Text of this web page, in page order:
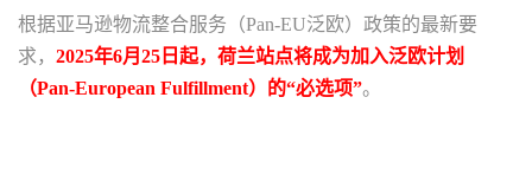
根据亚马逊物流整合服务（Pan-EU泛欧）政策的最新要
求， 2025年6月25日起，荷兰站点将成为加入泛欧计划
（Pan-European Fulfillment）的“必选项”。